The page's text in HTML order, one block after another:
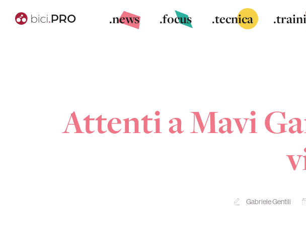
.news .focus .tecnica
Attenti a Mavi
Gabriele Gentili